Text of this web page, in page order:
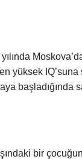
yüksek
başladığında
bir